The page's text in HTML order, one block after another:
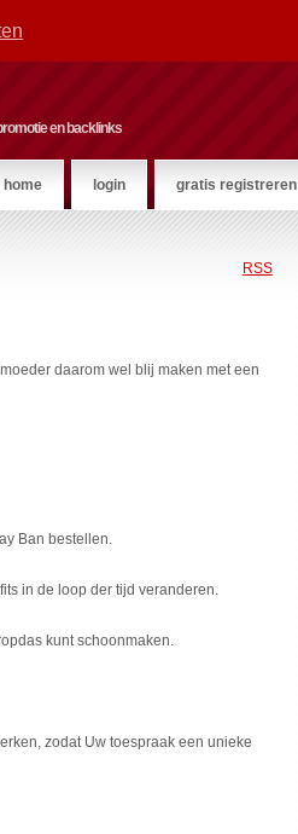
en backlinks
home login gratis registreren
RSS
daarom wel blij maken met een
Ban bestellen.
in de loop der tijd veranderen.
kunt schoonmaken.
zodat Uw toespraak een unieke